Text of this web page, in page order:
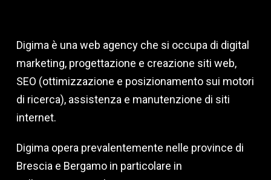
Digima è una web agency che si occupa di digital
marketing, progettazione e creazione siti web,
SEO (ottimizzazione e posizionamento sui motori
di ricerca), assistenza e manutenzione di siti
internet.
Digima opera prevalentemente nelle province di
Brescia e Bergamo in particolare in